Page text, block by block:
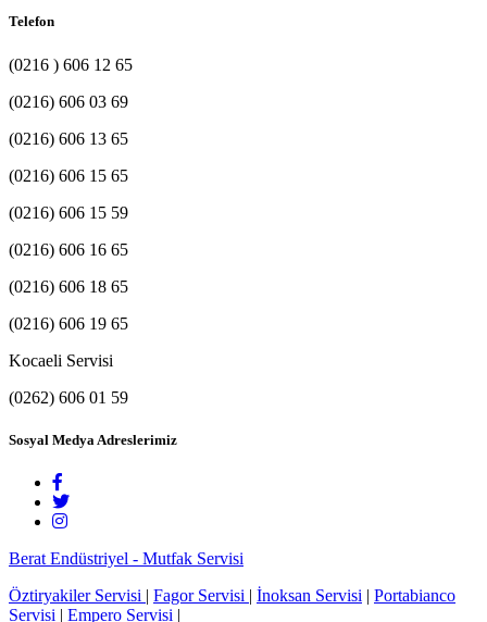
Telefon
(0216 ) 606 12 65
(0216) 606 03 69
(0216) 606 13 65
(0216) 606 15 65
(0216) 606 15 59
(0216) 606 16 65
(0216) 606 18 65
(0216) 606 19 65
Kocaeli Servisi
(0262) 606 01 59
Sosyal Medya Adreslerimiz
Berat Endüstriyel - Mutfak Servisi
Öztiryakiler Servisi | Fagor Servisi | İnoksan Servisi | Portabianco
Servisi | Empero Servisi |